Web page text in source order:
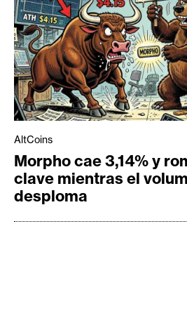
AltCoins
Morpho cae 3,14% y
clave mientras el
desploma